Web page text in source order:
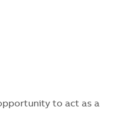
to act as a